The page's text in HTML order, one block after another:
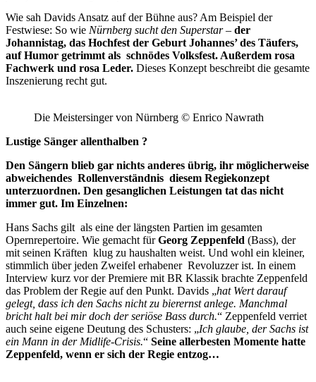
Wie sah Davids Ansatz auf der Bühne aus? Am Beispiel der
Festwiese: So wie Nürnberg sucht den Superstar– der
Johannistag, das Hochfest der Geburt Johannes’ des Täufers,
auf Humor getrimmt als schnödes Volksfest. Außerdem rosa
Fachwerk und rosa Leder. Dieses Konzept beschreibt die gesamte
Inszenierung recht gut.
Die Meistersinger von Nürnberg © Enrico Nawrath
Lustige Sänger allenthalben ?
Den Sängern blieb gar nichts anderes übrig, ihr möglicherweise
abweichendes Rollenverständnis diesem Regiekonzept
unterzuordnen. Den gesanglichen Leistungen tat das nicht
immer gut. Im Einzelnen:
Hans Sachs gilt als eine der längsten Partien im gesamten
Opernrepertoire. Wie gemacht fürGeorg Zeppenfeld (Bass), der
mit seinen Kräften klug zu haushalten weist. Und wohl ein kleiner,
stimmlich über jeden Zweifel erhabener Revoluzzer ist. In einem
Interview kurz vor der Premiere mit BR Klassik brachte Zeppenfeld
das Problem der Regie auf den Punkt. Davids „hat Wert darauf
gelegt, dass ich den Sachs nicht zu bierernst anlege. Manchmal
bricht halt bei mir doch der seriöse Bass durch.“ Zeppenfeld verriet
auch seine eigene Deutung des Schusters: „Ich glaube, der Sachs ist
ein Mann in der Midlife-Crisis.“ Seine allerbesten Momente hatte
Zeppenfeld, wenn er sich der Regie entzog…